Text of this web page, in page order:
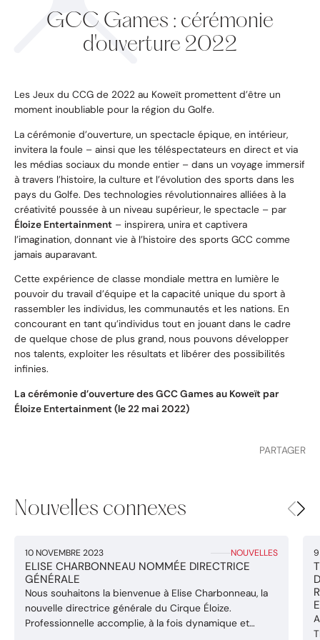
GCC Games : cérémonie
d'ouverture 2022
Les Jeux du CCG de 2022 au Koweït promettent d’être un
moment inoubliable pour la région du Golfe.
La cérémonie d’ouverture, un spectacle épique, en intérieur,
invitera la foule – ainsi que les téléspectateurs en direct et via
les médias sociaux du monde entier – dans un voyage immersif
à travers l’histoire, la culture et l’évolution des sports dans les
pays du Golfe. Des technologies révolutionnaires alliées à la
créativité poussée à un niveau supérieur, le spectacle – par
Éloize Entertainment – inspirera, unira et captivera
l’imagination, donnant vie à l’histoire des sports GCC comme
jamais auparavant.
Cette expérience de classe mondiale mettra en lumière le
pouvoir du travail d’équipe et la capacité unique du sport à
rassembler les individus, les communautés et les nations. En
concourant en tant qu’individus tout en jouant dans le cadre
de quelque chose de plus grand, nous pouvons développer
nos talents, exploiter les résultats et libérer des possibilités
infinies.
La cérémonie d’ouverture des GCC Games au Koweït par
Éloize Entertainment (le 22 mai 2022)
PARTAGER
Nouvelles connexes
10 NOVEMBRE 2023 NOUVELLES
ELISE CHARBONNEAU NOMMÉE DIRECTRICE
GÉNÉRALE
Nous souhaitons la bienvenue à Elise Charbonneau, la
nouvelle directrice générale du Cirque Éloize.
Professionnelle accomplie, à la fois dynamique et
9